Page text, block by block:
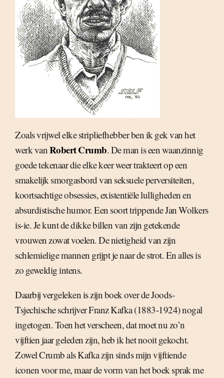
Zoals vrijwel elke stripliefhebber ben ik gek van het
werk vanRobert Crumb. De man is een waanzinnig
goede tekenaar die elke keer weer trakteert op een
smakelijk smorgasbord van seksuele perversiteiten,
koortsachtige obsessies, existentiële lulligheden en
absurdistische humor. Een soort trippende Jan Wolkers
is-ie. Je kunt de dikke billen van zijn getekende
vrouwen zowat voelen. De nietigheid van zijn
schlemielige mannen grijpt je naar de strot. En alles is
zo geweldig intens.
Daarbij vergeleken is zijn boek over de Joods-
Tsjechische schrijver Franz Kafka (1883-1924) nogal
ingetogen. Toen het verscheen, dat moet nu zo’n
vijftien jaar geleden zijn, heb ik het nooit gekocht.
Zowel Crumb als Kafka zijn sinds mijn vijftiende
iconen voor me, maar de vorm van het boek sprak me